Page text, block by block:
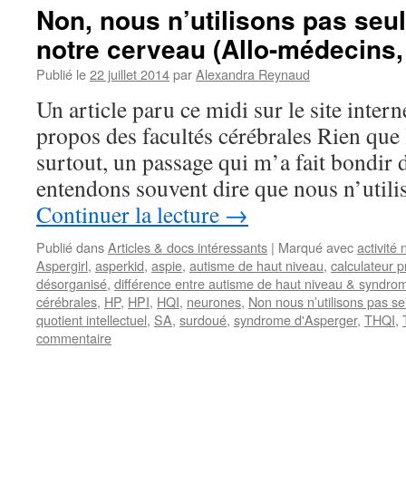
Non, nous n’utilisons pas
notre cerveau (Allo-
Publié le22 juillet 2014parAlexandra Reynaud
Un article paru ce midi sur le site
propos des facultés cérébrales Rien
surtout, un passage qui m’a fait bondir
entendons souvent dire que nous
Continuer la lecture →
Publié dansArticles & docs intéressants | Marqué avecactivité
Aspergirl, asperkid, aspie, autisme de haut niveau, calculateur
désorganisé, différence entre autisme de haut niveau &
cérébrales, HP, HPI, HQI, neurones, Non nous n’utilisons pas
quotient intellectuel, SA, surdoué, syndrome d'Asperger, THQI,
commentaire